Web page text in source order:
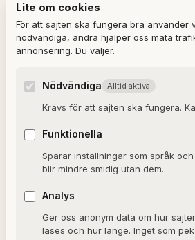
Ulla Granqvist
Om Alxmedia
Lite om cookies
För att sajten ska fungera bra använder
nödvändiga, andra hjälper oss mäta
annonsering. Du väljer.
Nödvändiga Alltid aktiva
Krävs för att sajten ska fungera.
Funktionella
Sparar inställningar som språk
blir mindre smidig utan dem.
Analys
Ger oss anonym data om hur
läses och hur länge. Inget som